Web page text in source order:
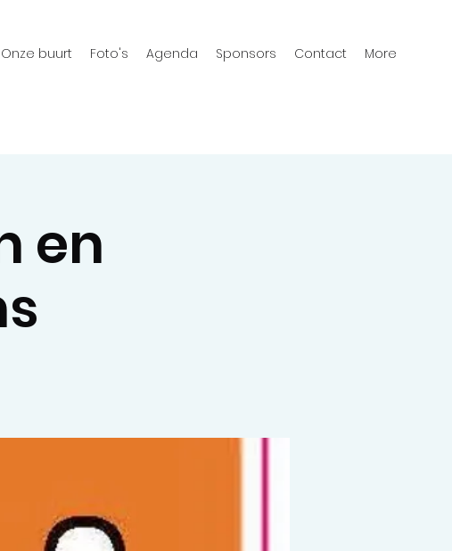
Onze buurt Foto's Agenda Sponsors Contact More
en